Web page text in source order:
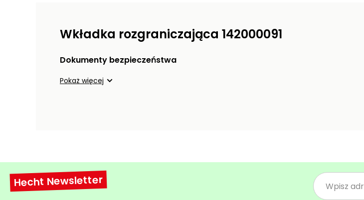
Wkładka rozgraniczająca 142000091
Dokumenty bezpieczeństwa
Pokaż więcej
Hecht Newsletter